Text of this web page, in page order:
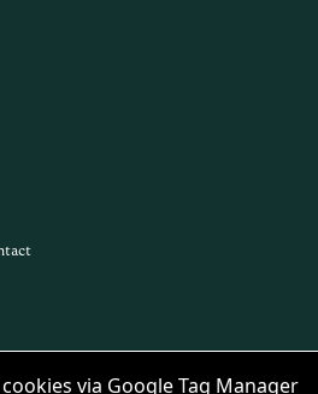
via Google Tag Manager